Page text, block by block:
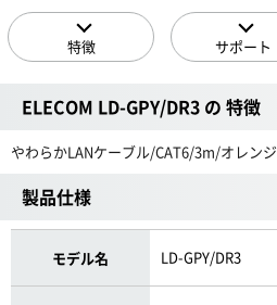
特徴 サポート
ELECOM LD-GPY/DR3 の 特徴
やわらかLANケーブル/CAT6/3m/オレンジ
製品仕様
モデル名 LD-GPY/DR3